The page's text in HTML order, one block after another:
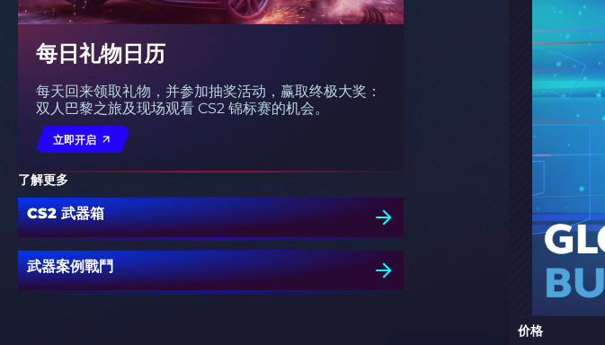
每日礼物日历
每天回来领取礼物，并参加抽奖活动，赢取终极大奖：
双人巴黎之旅及现场观看 CS2 锦标赛的机会。
立即开启
了解更多
CS2 武器箱
武器案例戰鬥
价格